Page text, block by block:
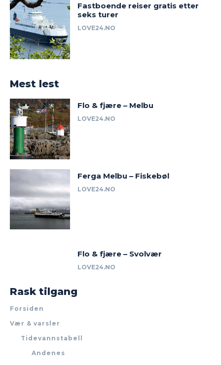
Fastboende reiser gratis etter
seks turer
LOVE24.NO
Mest lest
Flo & fjære – Melbu
LOVE24.NO
Ferga Melbu – Fiskebøl
LOVE24.NO
Flo & fjære – Svolvær
LOVE24.NO
Rask tilgang
Forsiden
Vær & varsler
Tidevannstabell
Andenes